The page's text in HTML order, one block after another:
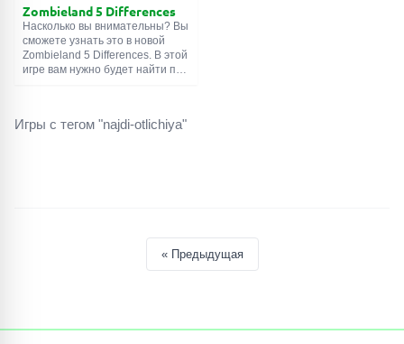
Zombieland 5 Differences
Насколько вы внимательны? Вы
сможете узнать это в новой
Zombieland 5 Differences. В этой
игре вам нужно будет найти по
внимательны. Дерзайте!
Игры с тегом "najdi-otlichiya"
« Предыдущая